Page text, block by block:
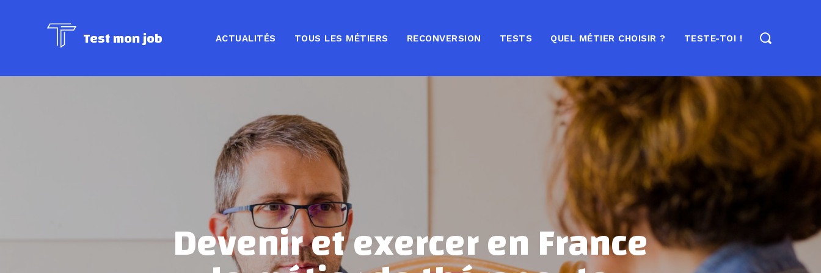
Test mon job ACTUALITÉS TOUS LES MÉTIERS RECONVERSION TESTS QUEL MÉTIER CHOISIR ? TESTE-TOI !
Devenir et exercer en France